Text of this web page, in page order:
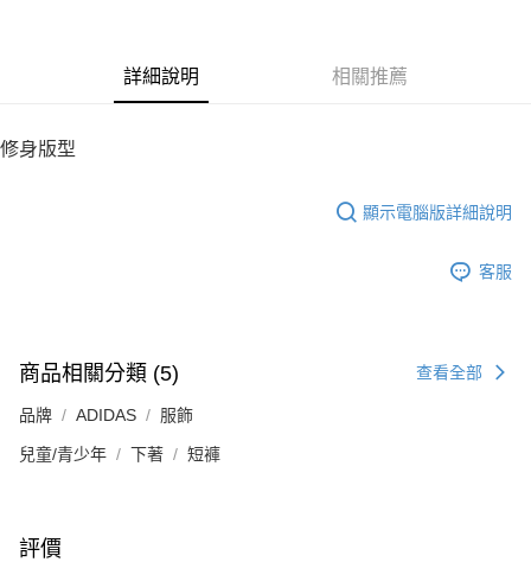
詳細說明 相關推薦
修身版型
顯示電腦版詳細說明
客服
商品相關分類 (5) 查看全部
品牌 ADIDAS 服飾
兒童/青少年 下著 短褲
評價